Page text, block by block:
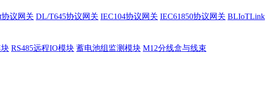
议网关 DL/T645协议网关 IEC104协议网关 IEC61850协议网关 BLIoTLink
RS485远程IO模块 蓄电池组监测模块 M12分线盒与线束